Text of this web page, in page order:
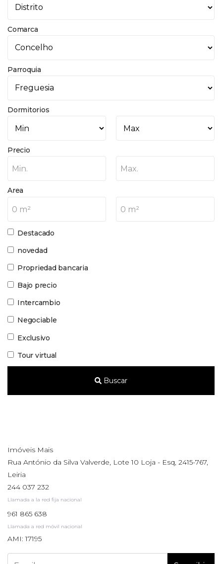
Comarca
Parroquia
Dormitorios
Precio
Min. Max.
Area
0 m² 0 m²
Destacado
novedad
Propriedad bancaria
Bajo precio
Intercambio
Negociable
Exclusivo
Tour virtual
Buscar
Imóveis Mais
Rua António da Silva Valverde, Lote 10 Loja - Esq, 2415-767,
Leiria
244 037 232
Llamada a la red fija nacional
961 865 638
Llamada a red móvil nacional
AMI: 17195